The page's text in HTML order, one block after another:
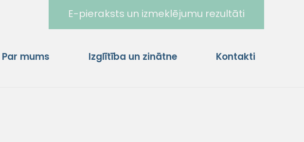
E-pieraksts un izmeklējumu rezultāti
Par mums Izglītība un zinātne Kontakti